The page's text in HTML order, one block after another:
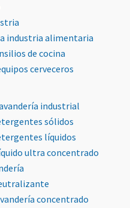
industria alimentaria
de cocina
cerveceros
industrial
sólidos
líquidos
ultra concentrado
concentrado